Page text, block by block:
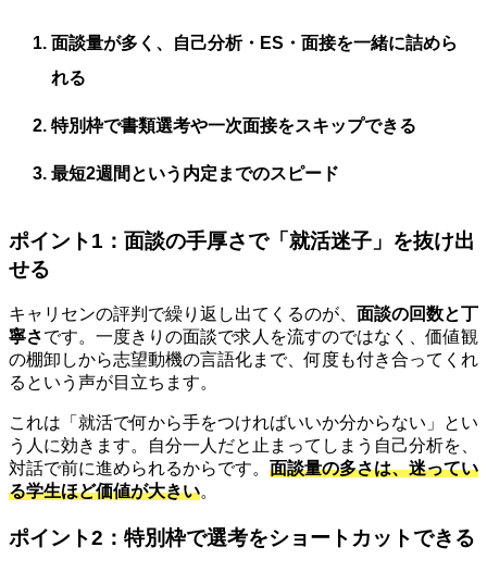
面談量が多く、自己分析・ES・面接を一緒に詰めら
れる
特別枠で書類選考や一次面接をスキップできる
最短2週間という内定までのスピード
ポイント1：面談の手厚さで「就活迷子」を抜け出
せる
キャリセンの評判で繰り返し出てくるのが、 面談の回数と丁
寧さです。一度きりの面談で求人を流すのではなく、価値観
の棚卸しから志望動機の言語化まで、何度も付き合ってくれ
るという声が目立ちます。
これは「就活で何から手をつければいいか分からない」とい
う人に効きます。自分一人だと止まってしまう自己分析を、
対話で前に進められるからです。 面談量の多さは、迷ってい
る学生ほど価値が大きい。
ポイント2：特別枠で選考をショートカットできる